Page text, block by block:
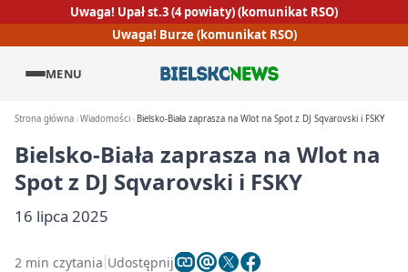
Uwaga! Upał st.3 (4 powiaty) (komunikat RSO)
Uwaga! Burze (komunikat RSO)
MENU
Strona główna Wiadomości Bielsko-Biała zaprasza na Wlot na Spot z DJ Sqvarovski i FSKY
Bielsko-Biała zaprasza na Wlot na
Spot z DJ Sqvarovski i FSKY
16 lipca 2025
2 min czytania Udostępnij